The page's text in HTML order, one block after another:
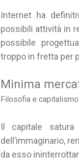
Internet ha
possibili attività in
possibile
troppo in fretta per
Minima
Filosofia e capitalismo
Il capitale satura
dell’immaginario,
da esso